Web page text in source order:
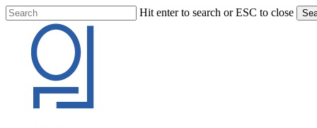
Skip
to
content
Hit enter to search or ESC to close
Search